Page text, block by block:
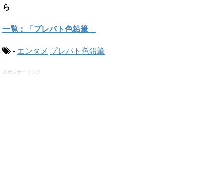
ら
一覧：「プレバト色鉛筆」
- エンタメ プレバト色鉛筆
スポンサーリンク